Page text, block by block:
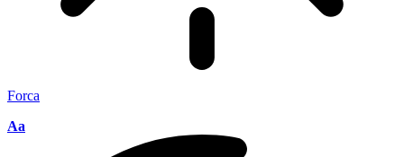
Forca
Aa